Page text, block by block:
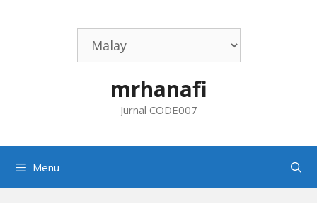
mrhanafi
Jurnal CODE007
Menu